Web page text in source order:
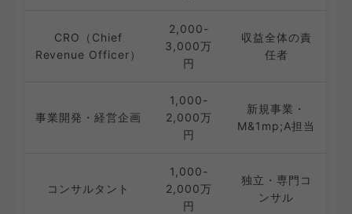
CRO（Chief
Revenue Officer）
2,000-
3,000万
円
収益全体の責
任者
事業開発・経営企画
1,000-
2,000万
円
新規事業・
M&1mp;A担当
コンサルタント
1,000-
2,000万
円
独立・専門コ
ンサル